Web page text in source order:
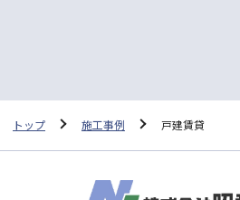
トップ 施工事例 戸建賃貸